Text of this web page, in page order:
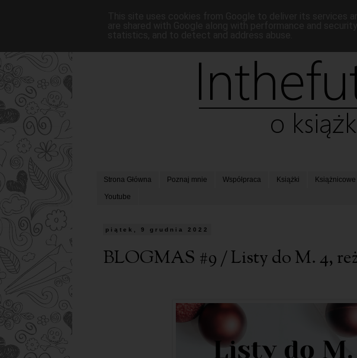
Strona Główna Poznaj mnie Współpraca Książki
Youtube
piątek, 9 grudnia 2022
BLOGMAS #9 / Listy do M. 4,